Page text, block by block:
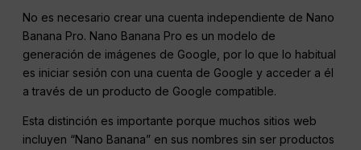
No es necesario crear una cuenta independiente de Nano
Banana Pro. Nano Banana Pro es un modelo de
generación de imágenes de Google, por lo que lo habitual
es iniciar sesión con una cuenta de Google y acceder a él
a través de un producto de Google compatible.
Esta distinción es importante porque muchos sitios web
incluyen “Nano Banana” en sus nombres sin ser productos